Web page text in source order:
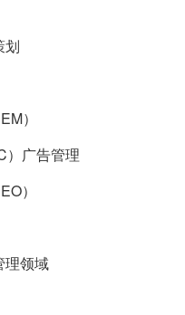
划
）
）广告管理
）
理领域